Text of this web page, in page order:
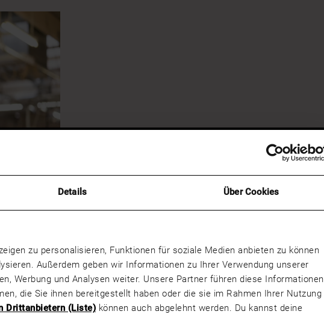
Details Über Cookies
zu personalisieren, Funktionen für soziale Medien anbieten zu können
Außerdem geben wir Informationen zu Ihrer Verwendung unserer
Werbung und Analysen weiter. Unsere Partner führen diese Informationen
die Sie ihnen bereitgestellt haben oder die sie im Rahmen Ihrer Nutzung
Drittanbietern (Liste) können auch abgelehnt werden. Du kannst deine
Josko
die